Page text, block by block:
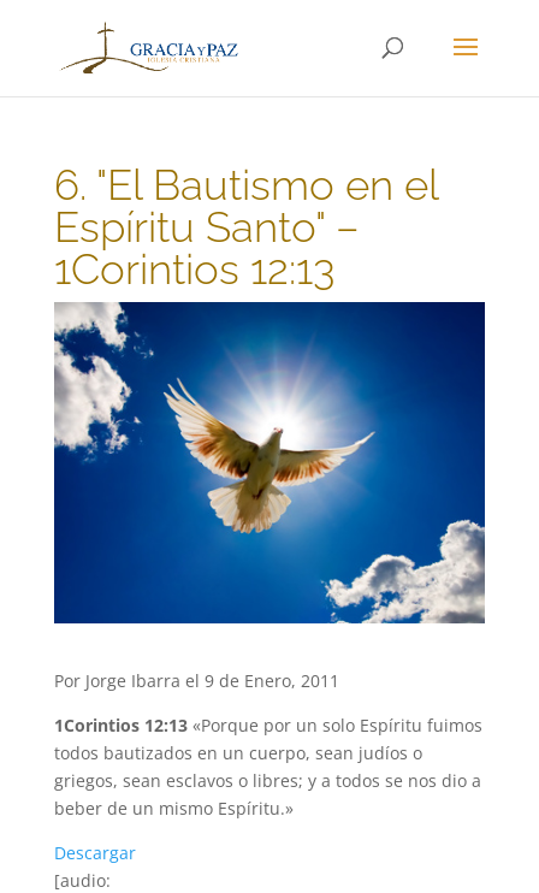
6. "El Bautismo en el
Espíritu Santo" –
1Corintios 12:13
Por Jorge Ibarra el 9 de Enero, 2011
1Corintios 12:13«Porque por un solo Espíritu fuimos
todos bautizados en un cuerpo, sean judíos o
griegos, sean esclavos o libres; y a todos se nos dio a
beber de un mismo Espíritu.»
Descargar
[audio: